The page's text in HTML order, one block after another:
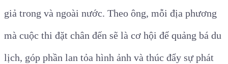
giả trong và ngoài nước. Theo ông, mỗi địa phương
mà cuộc thi đặt chân đến sẽ là cơ hội để quảng bá du
lịch, góp phần lan tỏa hình ảnh và thúc đẩy sự phát